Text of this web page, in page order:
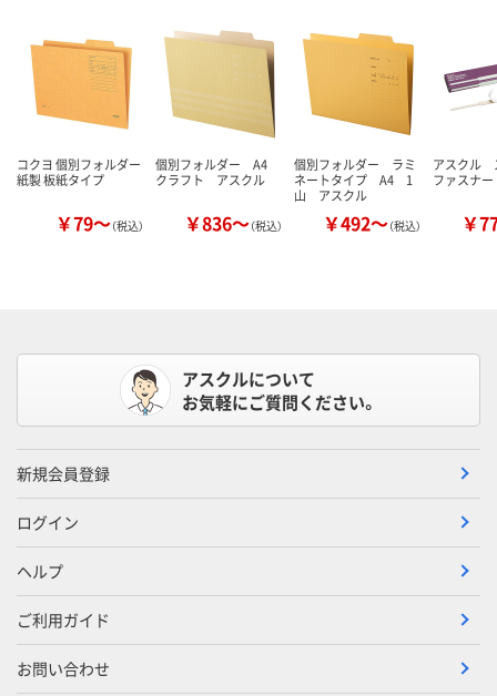
コクヨ 個別フォルダー
紙製 板紙タイプ
￥79～（税込）
個別フォルダー A4
クラフト アスクル
￥836～（税込）
個別フォルダー ラミ
ネートタイプ A4 1
山 アスクル
￥492～（税込）
アスクル
ファスナー
￥
アスクルについて
お気軽にご質問ください。
新規会員登録
ログイン
ヘルプ
ご利用ガイド
お問い合わせ